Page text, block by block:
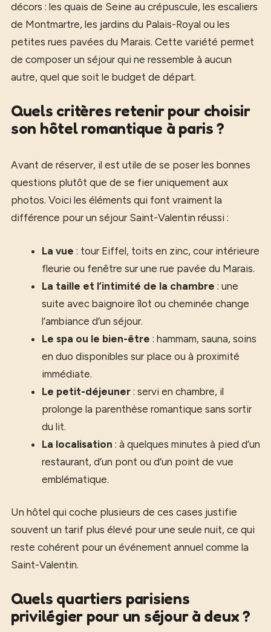
décors : les quais de Seine au crépuscule, les escaliers
de Montmartre, les jardins du Palais-Royal ou les
petites rues pavées du Marais. Cette variété permet
de composer un séjour qui ne ressemble à aucun
autre, quel que soit le budget de départ.
Quels critères retenir pour choisir
son hôtel romantique à paris ?
Avant de réserver, il est utile de se poser les bonnes
questions plutôt que de se fier uniquement aux
photos. Voici les éléments qui font vraiment la
différence pour un séjour Saint-Valentin réussi :
La vue : tour Eiffel, toits en zinc, cour intérieure
fleurie ou fenêtre sur une rue pavée du Marais.
La taille et l’intimité de la chambre : une
suite avec baignoire îlot ou cheminée change
l’ambiance d’un séjour.
Le spa ou le bien-être : hammam, sauna, soins
en duo disponibles sur place ou à proximité
immédiate.
Le petit-déjeuner : servi en chambre, il
prolonge la parenthèse romantique sans sortir
du lit.
La localisation : à quelques minutes à pied d’un
restaurant, d’un pont ou d’un point de vue
emblématique.
Un hôtel qui coche plusieurs de ces cases justifie
souvent un tarif plus élevé pour une seule nuit, ce qui
reste cohérent pour un événement annuel comme la
Saint-Valentin.
Quels quartiers parisiens
privilégier pour un séjour à deux ?